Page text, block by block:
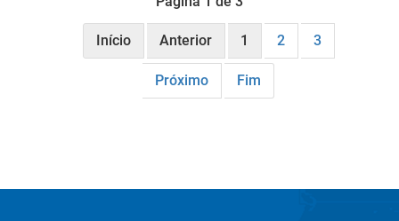
Início Anterior 1 2 3
Próximo Fim